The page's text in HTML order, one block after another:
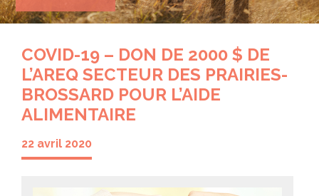
COVID-19 – DON DE 2000 $ DE
L’AREQ SECTEUR DES PRAIRIES-
BROSSARD POUR L’AIDE
ALIMENTAIRE
22 avril 2020